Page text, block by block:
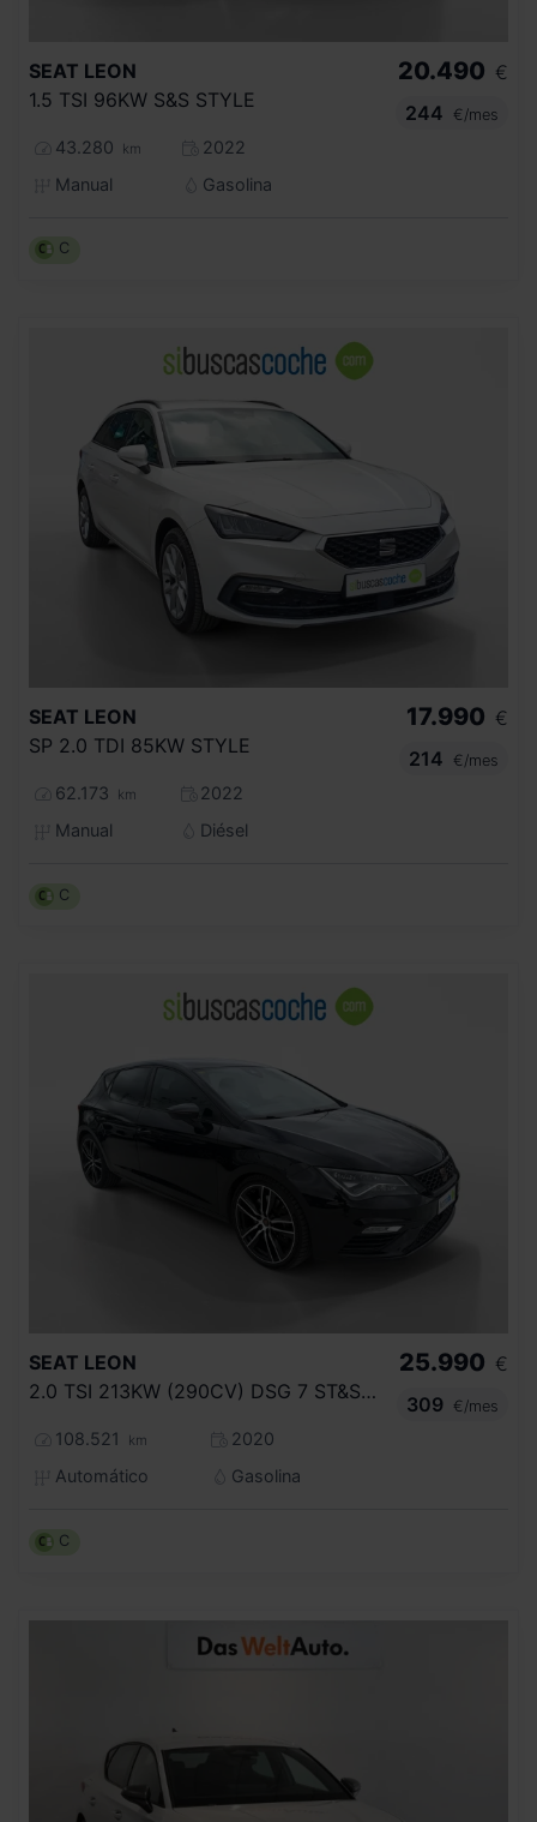
SEAT LEON
1.5 TSI 96KW S&S STYLE
43.280 km
2022
Manual
Gasolina
20.490 €
244
€/mes
C
SEAT LEON
SP 2.0 TDI 85KW STYLE
62.173 km
2022
Manual
Diésel
17.990 €
214
€/mes
C
SEAT LEON
2.0 TSI 213KW (290CV) DSG 7 ST&SP CUPRA
108.521 km
2020
Automático
Gasolina
25.990 €
309
€/mes
C